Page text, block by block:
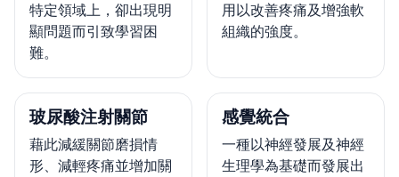
特定領域上，卻出現明
顯問題而引致學習困
難。
用以改善疼痛及增強軟
組織的強度。
玻尿酸注射關節
藉此減緩關節磨損情
形、減輕疼痛並增加關
感覺統合
一種以神經發展及神經
生理學為基礎而發展出